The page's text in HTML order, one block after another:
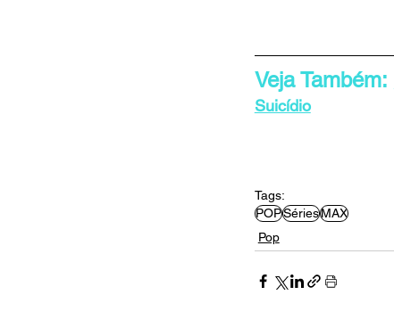
Veja Também:
Suicídio
Tags:
POPSériesMAX
Pop